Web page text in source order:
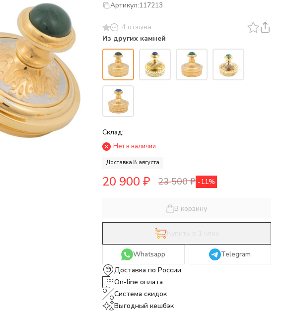
Артикул:117213
4 отзыва
Из других камней
Склад:
Нет в наличии
Доставка 8 августа
20 900 ₽ 23 500₽ -11%
В корзину
Whatsapp
Telegram
Доставка по России
On-line оплата
Система скидок
Выгодный кешбэк